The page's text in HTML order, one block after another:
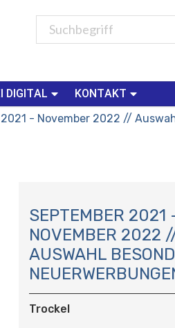
DIGITAL
KONTAKT
- November 2022 //
A
V
I
G
A
T
I
SEPTEMBER 2021
NOVEMBER 2022
AUSWAHL
Trockel